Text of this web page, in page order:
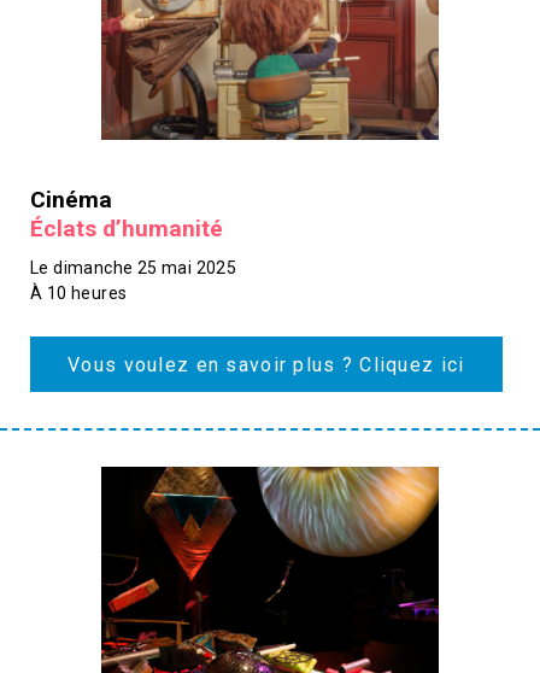
Cinéma
Éclats d’humanité
Le dimanche 25 mai 2025
À 10 heures
Vous voulez en savoir plus ? Cliquez ici